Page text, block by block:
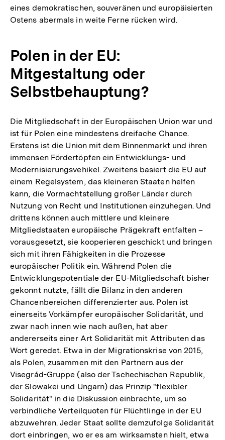
eines demokratischen, souveränen und europäisierten
Ostens abermals in weite Ferne rücken wird.
Polen in der EU:
Mitgestaltung oder
Selbstbehauptung?
Die Mitgliedschaft in der Europäischen Union war und
ist für Polen eine mindestens dreifache Chance.
Erstens ist die Union mit dem Binnenmarkt und ihren
immensen Fördertöpfen ein Entwicklungs- und
Modernisierungsvehikel. Zweitens basiert die EU auf
einem Regelsystem, das kleineren Staaten helfen
kann, die Vormachtstellung großer Länder durch
Nutzung von Recht und Institutionen einzuhegen. Und
drittens können auch mittlere und kleinere
Mitgliedstaaten europäische Prägekraft entfalten –
vorausgesetzt, sie kooperieren geschickt und bringen
sich mit ihren Fähigkeiten in die Prozesse
europäischer Politik ein. Während Polen die
Entwicklungspotentiale der EU-Mitgliedschaft bisher
gekonnt nutzte, fällt die Bilanz in den anderen
Chancenbereichen differenzierter aus. Polen ist
einerseits Vorkämpfer europäischer Solidarität, und
zwar nach innen wie nach außen, hat aber
andererseits einer Art Solidarität mit Attributen das
Wort geredet. Etwa in der Migrationskrise von 2015,
als Polen, zusammen mit den Partnern aus der
Visegrád-Gruppe (also der Tschechischen Republik,
der Slowakei und Ungarn) das Prinzip "flexibler
Solidarität" in die Diskussion einbrachte, um so
verbindliche Verteilquoten für Flüchtlinge in der EU
abzuwehren. Jeder Staat sollte demzufolge Solidarität
dort einbringen, wo er es am wirksamsten hielt, etwa